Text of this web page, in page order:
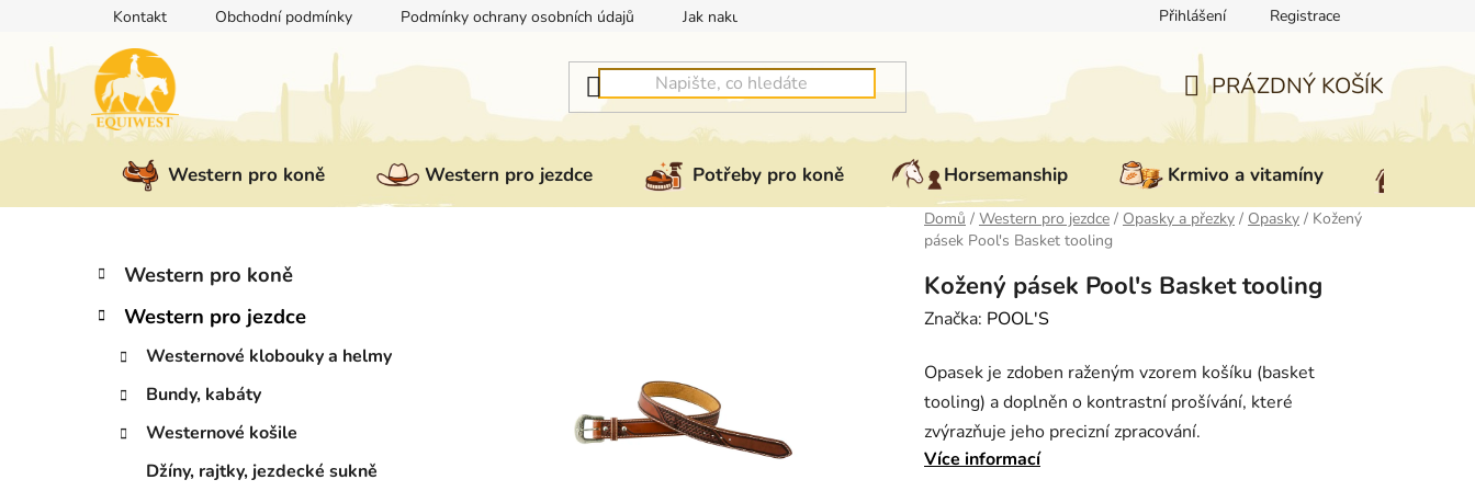
obsah
Kontakt Obchodní podmínky Podmínky ochrany osobních údajů Jak nakupovat Reklamace Doprava a platba
Přihlášení Registrace
NÁKUPNÍ
KOŠÍK
PRÁZDNÝ KOŠÍK
Western pro koně Western pro jezdce Potřeby pro koně Horsemanship Krmivo a vitamíny
Domů / Western pro jezdce / Opasky a přezky / Opasky / Kožený
pásek Pool's Basket tooling
P
s
Přeskočit
kategorie
K
a
Western pro koně
Western pro jezdce
Westernové klobouky a helmy
Bundy, kabáty
Westernové košile
Džíny, rajtky, jezdecké sukně
Kožený pásek Pool's Basket tooling
Značka: POOL'S
Opasek je zdoben raženým vzorem košíku (basket
tooling) a doplněn o kontrastní prošívání, které
zvýrazňuje jeho precizní zpracování.
Více informací